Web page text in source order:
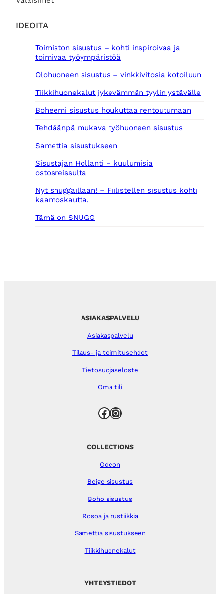
IDEOITA
Toimiston sisustus – kohti inspiroivaa ja
toimivaa työympäristöä
Olohuoneen sisustus – vinkkivitosia kotoiluun
Tiikkihuonekalut jykevämmän tyylin ystävälle
Boheemi sisustus houkuttaa rentoutumaan
Tehdäänpä mukava työhuoneen sisustus
Samettia sisustukseen
Sisustajan Hollanti – kuulumisia
ostosreissulta
Nyt snuggaillaan! – Fiilistellen sisustus kohti
kaamoskautta.
Tämä on SNUGG
ASIAKASPALVELU
Asiakaspalvelu
Tilaus- ja toimitusehdot
Tietosuojaseloste
Oma tili
Facebook Instagram
YHTEYSTIEDOT
COLLECTIONS
Odeon
Beige sisustus
Boho sisustus
Rosoa ja rustiikkia
Samettia sisustukseen
Tiikkihuonekalut